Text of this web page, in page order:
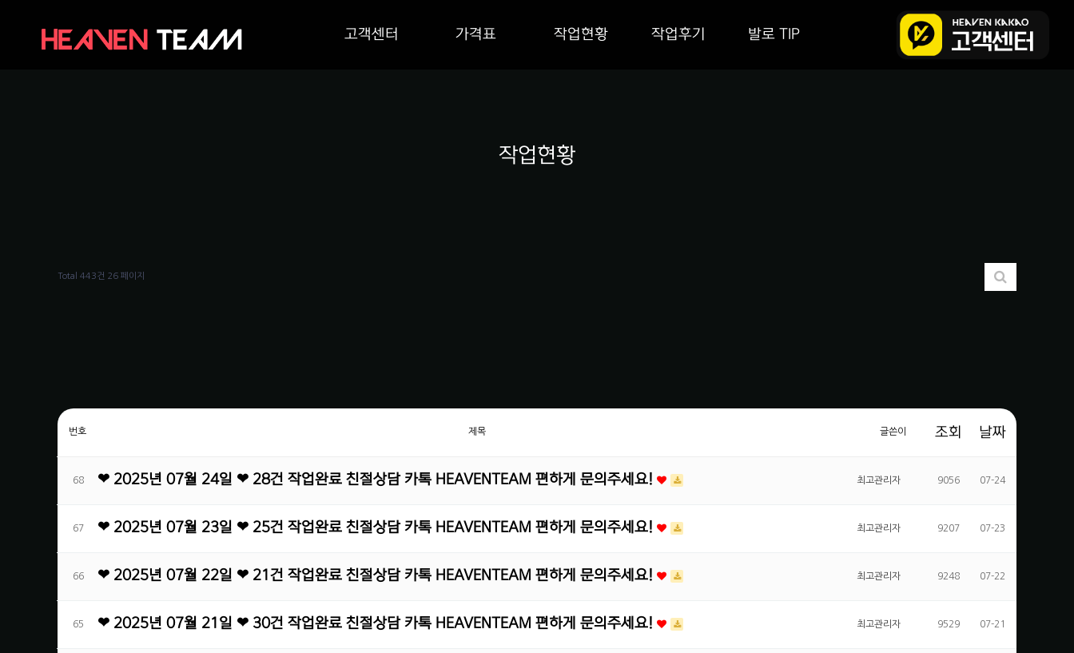
고객센터 가격표 작업현황 작업후기 발로 TIP
작업현황
Total 443건 26 페이지
번호 제목 글쓴이 조회 날짜
68 ❤ 2025년 07월 24일 ❤ 28건 작업완료 친절상담 카톡 HEAVENTEAM 편하게 문의주세요! 최고관리자 9056 07-24
67 ❤ 2025년 07월 23일 ❤ 25건 작업완료 친절상담 카톡 HEAVENTEAM 편하게 문의주세요! 최고관리자 9207 07-23
66 ❤ 2025년 07월 22일 ❤ 21건 작업완료 친절상담 카톡 HEAVENTEAM 편하게 문의주세요! 최고관리자 9248 07-22
65 ❤ 2025년 07월 21일 ❤ 30건 작업완료 친절상담 카톡 HEAVENTEAM 편하게 문의주세요! 최고관리자 9529 07-21